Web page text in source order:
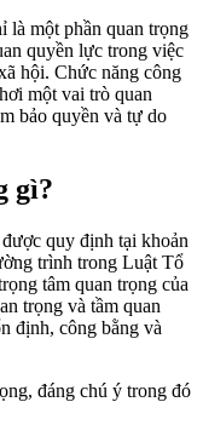
là một phần quan trọng
quyền lực trong việc
hội. Chức năng công
một vai trò quan
bảo quyền và tự do
gì?
quy định tại khoản
trình trong Luật Tổ
tâm quan trọng của
trọng và tầm quan
định, công bằng và
đáng chú ý trong đó